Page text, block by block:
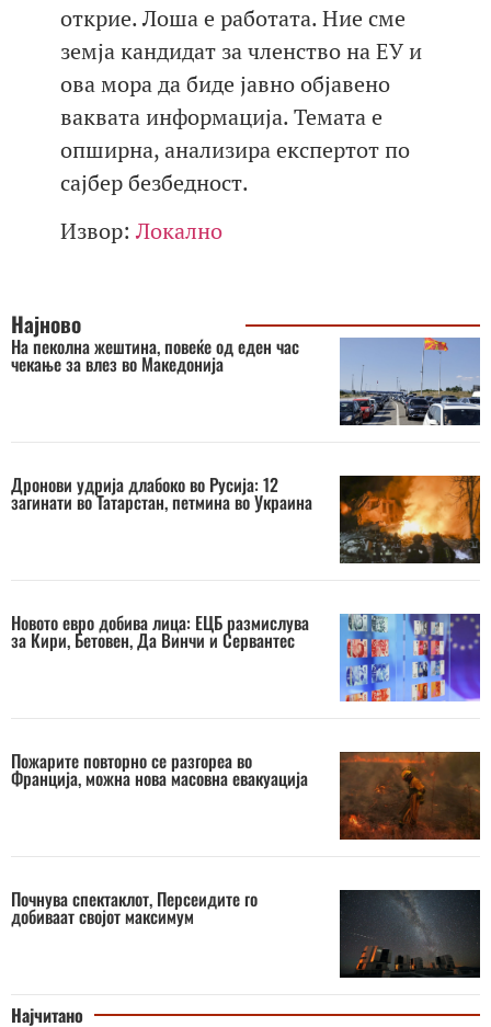
открие. Лоша е работата. Ние сме
земја кандидат за членство на ЕУ и
ова мора да биде јавно објавено
ваквата информација. Темата е
опширна, анализира експертот по
сајбер безбедност.
Извор:Локално
Најново
На пеколна жештина, повеќе од еден час
чекање за влез во Македонија
Дронови удрија длабоко во Русија: 12
загинати во Татарстан, петмина во Украина
Новото евро добива лица: ЕЦБ размислува
за Кири, Бетовен, Да Винчи и Сервантес
Пожарите повторно се разгореа во
Франција, можна нова масовна евакуација
Почнува спектаклот, Персеидите го
добиваат својот максимум
Најчитано